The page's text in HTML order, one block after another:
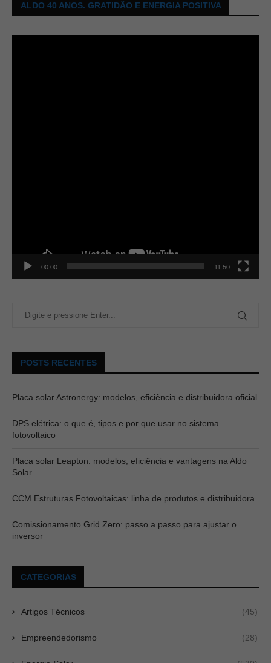
ALDO 40 ANOS. GRATIDÃO E ENERGIA POSITIVA
00:00 11:50
POSTS RECENTES
Placa solar Astronergy: modelos, eficiência e distribuidora oficial
DPS elétrica: o que é, tipos e por que usar no sistema
fotovoltaico
Placa solar Leapton: modelos, eficiência e vantagens na Aldo
Solar
CCM Estruturas Fotovoltaicas: linha de produtos e distribuidora
Comissionamento Grid Zero: passo a passo para ajustar o
inversor
CATEGORIAS
Artigos Técnicos (45)
Empreendedorismo (28)